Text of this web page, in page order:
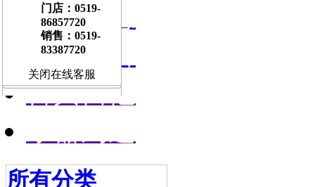
门店信息
交流平台
古典吉他
所有分类
门店：0519-
86857720
销售：0519-
83387720
关闭在线客服